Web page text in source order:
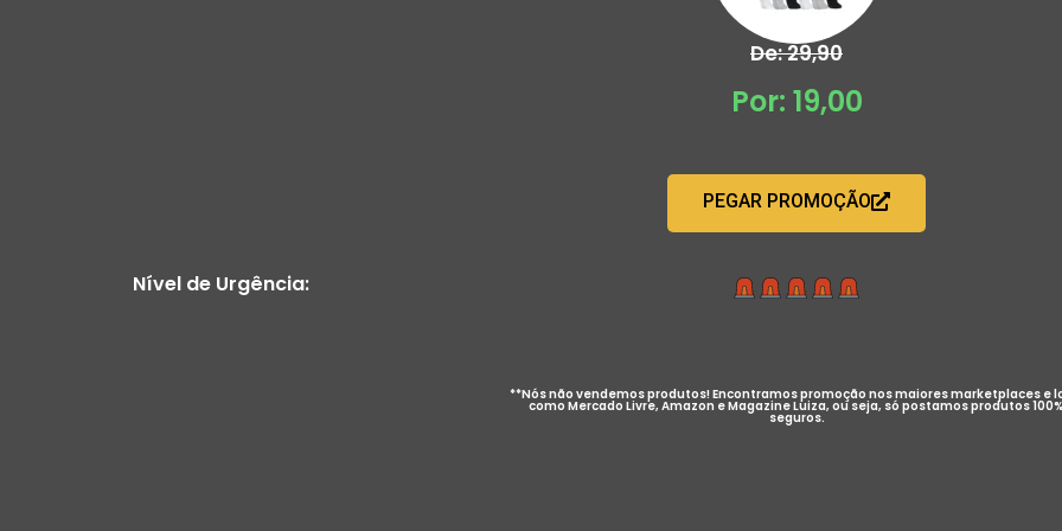
De: 29,90
Por: 19,00
PEGAR PROMOÇÃO
Nível de Urgência:
**Nós não vendemos produtos! Encontramos promoção nos maiores marketplaces e
como Mercado Livre, Amazon e Magazine Luiza, ou seja, só postamos produtos 100%
seguros.